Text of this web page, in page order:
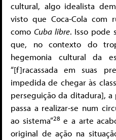
cultural, algo idealista
visto que Coca-Cola com
como Cuba libre. Isso pode
que, no contexto do
hegemonia cultural da
“[f]racassada em suas
impedida de chegar às
perseguição da ditadura],
passa a realizar-se num
ao sistema”28e a arte
original de ação na